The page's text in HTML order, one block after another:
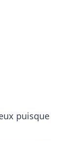
puisque